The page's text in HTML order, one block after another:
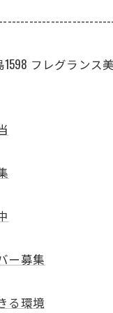
フレグランス
ー募集
る環境